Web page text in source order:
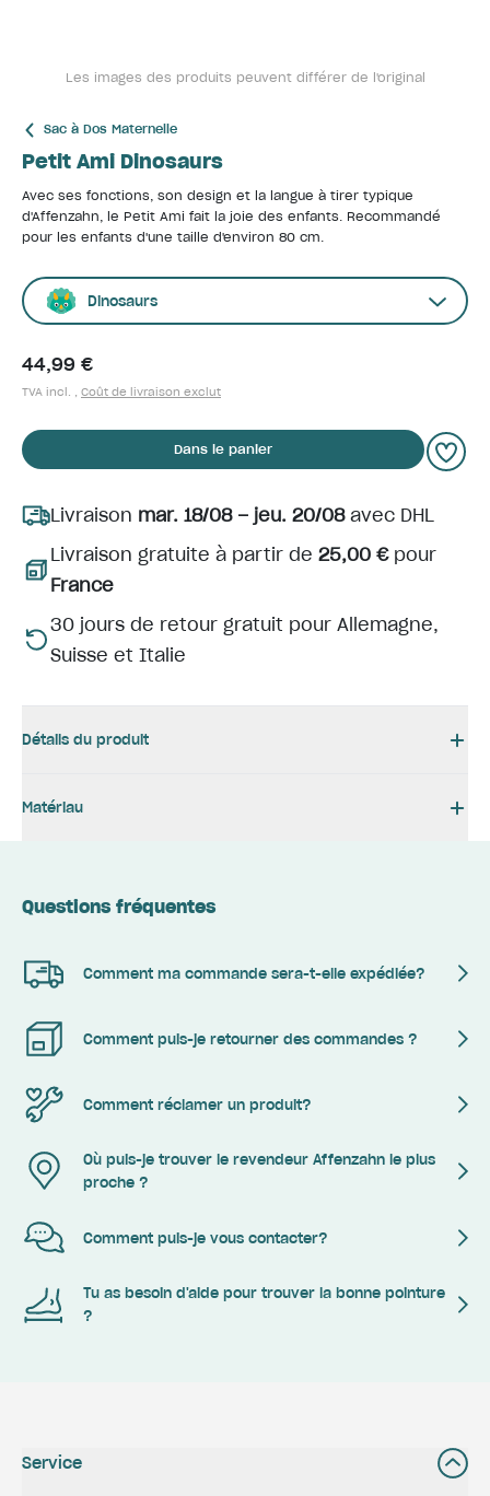
Les images des produits peuvent différer de l'original
Sac à Dos Maternelle
Petit Ami Dinosaurs
Avec ses fonctions, son design et la langue à tirer typique
d'Affenzahn, le Petit Ami fait la joie des enfants. Recommandé
pour les enfants d'une taille d'environ 80 cm.
Dinosaurs
44,99 €
TVA incl. , Coût de livraison exclut
Dans le panier
Livraison mar. 18/08 – jeu. 20/08avec DHL
Livraison gratuite à partir de 25,00 €pour
France
30 jours de retour gratuit pour Allemagne,
Suisse et Italie
Détails du produit
Matériau
Questions fréquentes
Comment ma commande sera-t-elle expédiée?
Comment puis-je retourner des commandes ?
Comment réclamer un produit?
Où puis-je trouver le revendeur Affenzahn le plus
proche ?
Comment puis-je vous contacter?
Tu as besoin d'aide pour trouver la bonne pointure
?
Service